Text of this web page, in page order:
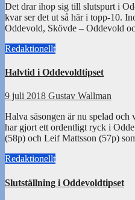
Det drar ihop sig till slutspurt i
kvar ser det ut så här i topp-10.
Oddevold, Skövde – Oddevold
Redaktionellt
Halvtid i Oddevoldtipset
9 juli 2018 Gustav Wallman
Halva säsongen är nu spelad och
har gjort ett ordentligt ryck i
(58p) och Leif Mattsson (57p)
Redaktionellt
Slutställning i Oddevoldtipset